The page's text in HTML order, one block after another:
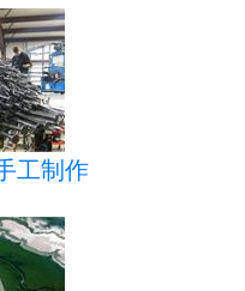
工制作